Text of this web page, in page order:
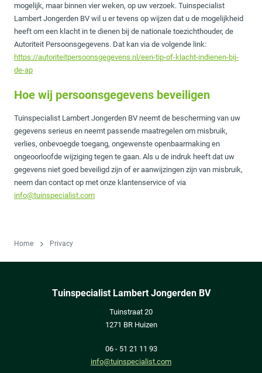
mogelijk, maar binnen vier weken, op uw verzoek. Tuinspecialist
Lambert Jongerden BV wil u er tevens op wijzen dat u de mogelijkheid
heeft om een klacht in te dienen bij de nationale toezichthouder, de
Autoriteit Persoonsgegevens. Dat kan via de volgende link:
https://autoriteitpersoonsgegevens.nl/een-tip-of-klacht-indienen-bij-
de-ap
Hoe wij persoonsgegevens beveiligen
Tuinspecialist Lambert Jongerden BV neemt de bescherming van uw
gegevens serieus en neemt passende maatregelen om misbruik,
verlies, onbevoegde toegang, ongewenste openbaarmaking en
ongeoorloofde wijziging tegen te gaan. Als u de indruk heeft dat uw
gegevens niet goed beveiligd zijn of er aanwijzingen zijn van misbruik,
neem dan contact op met onze klantenservice of via
info@tuinspecialist.com
Home Privacy
Tuinspecialist Lambert Jongerden BV
Tuinstraat 20
1271 BR Huizen
06 - 51 21 11 93
info@tuinspecialist.com